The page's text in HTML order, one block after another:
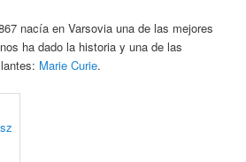
nacía en Varsovia una de las mejores
ha dado la historia y una de las
Marie Curie.